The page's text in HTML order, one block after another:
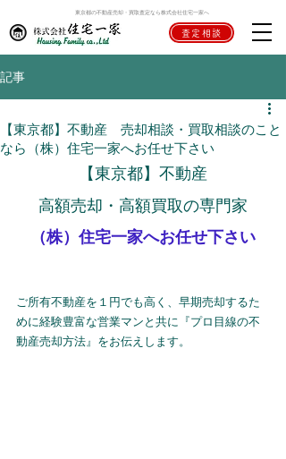
東京都の不動産売却・買取査定なら株式会社住宅一家へ
査定相談
記事
【東京都】不動産 売却相談・買取相談のこと
なら（株）住宅一家へお任せ下さい
【東京都】不動産
高額売却・高額買取の専門家
（株）住宅一家へお任せ下さい
ご所有不動産を１円でも高く、早期売却するた
めに経験豊富な営業マンと共に『プロ目線の不
動産売却方法』をお伝えします。